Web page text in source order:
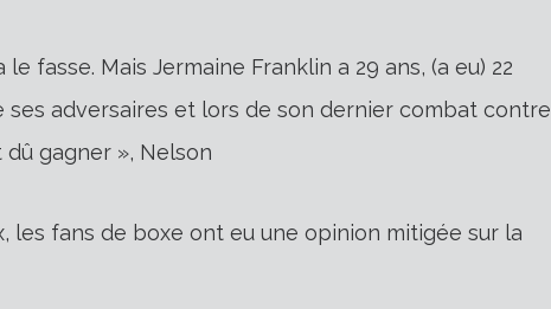
le fasse. Mais Jermaine Franklin a 29 ans, (a eu) 22
ses adversaires et lors de son dernier combat contre
dû gagner », Nelson
les fans de boxe ont eu une opinion mitigée sur la